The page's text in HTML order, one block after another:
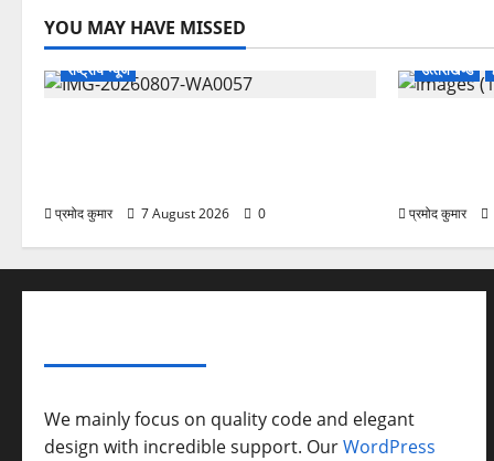
YOU MAY HAVE MISSED
राष्ट्रीय न्यूज
प्रमोद कुमार 7 August 2026 0
उत्‍तराखण्‍ड
प्रमोद कुमार
We mainly focus on quality code and elegant
design with incredible support. OurWordPress